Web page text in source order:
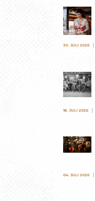
30. JULI 2026
18. JULI 2026
04. JULI 2026